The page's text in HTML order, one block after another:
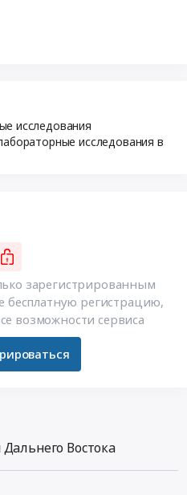
исследования
исследования в
зарегистрированным
бесплатную регистрацию,
возможности сервиса
Востока